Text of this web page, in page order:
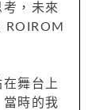
，未來
ROIROM
舞台上
時的我